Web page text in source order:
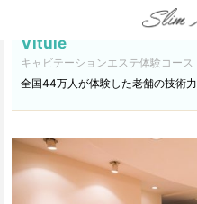
Vitule
キャビテーションエステ体験コース
全国44万人が体験した老舗の技術力